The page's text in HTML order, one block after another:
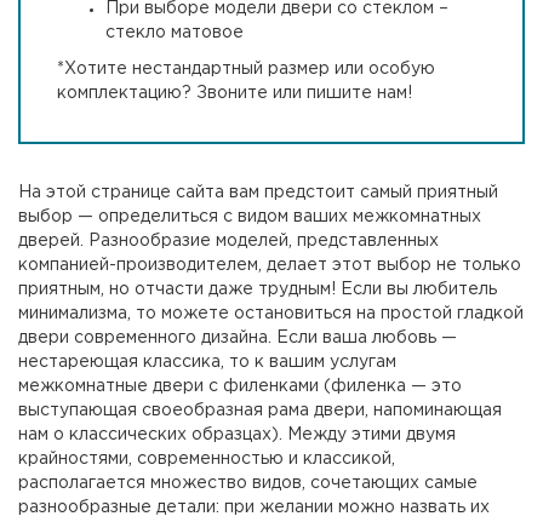
При выборе модели двери со стеклом –
стекло матовое
*Хотите нестандартный размер или особую
комплектацию? Звоните или пишите нам!
На этой странице сайта вам предстоит самый приятный
выбор — определиться с видом ваших межкомнатных
дверей. Разнообразие моделей, представленных
компанией-производителем, делает этот выбор не только
приятным, но отчасти даже трудным! Если вы любитель
минимализма, то можете остановиться на простой гладкой
двери современного дизайна. Если ваша любовь —
нестареющая классика, то к вашим услугам
межкомнатные двери с филенками (филенка — это
выступающая своеобразная рама двери, напоминающая
нам о классических образцах). Между этими двумя
крайностями, современностью и классикой,
располагается множество видов, сочетающих самые
разнообразные детали: при желании можно назвать их